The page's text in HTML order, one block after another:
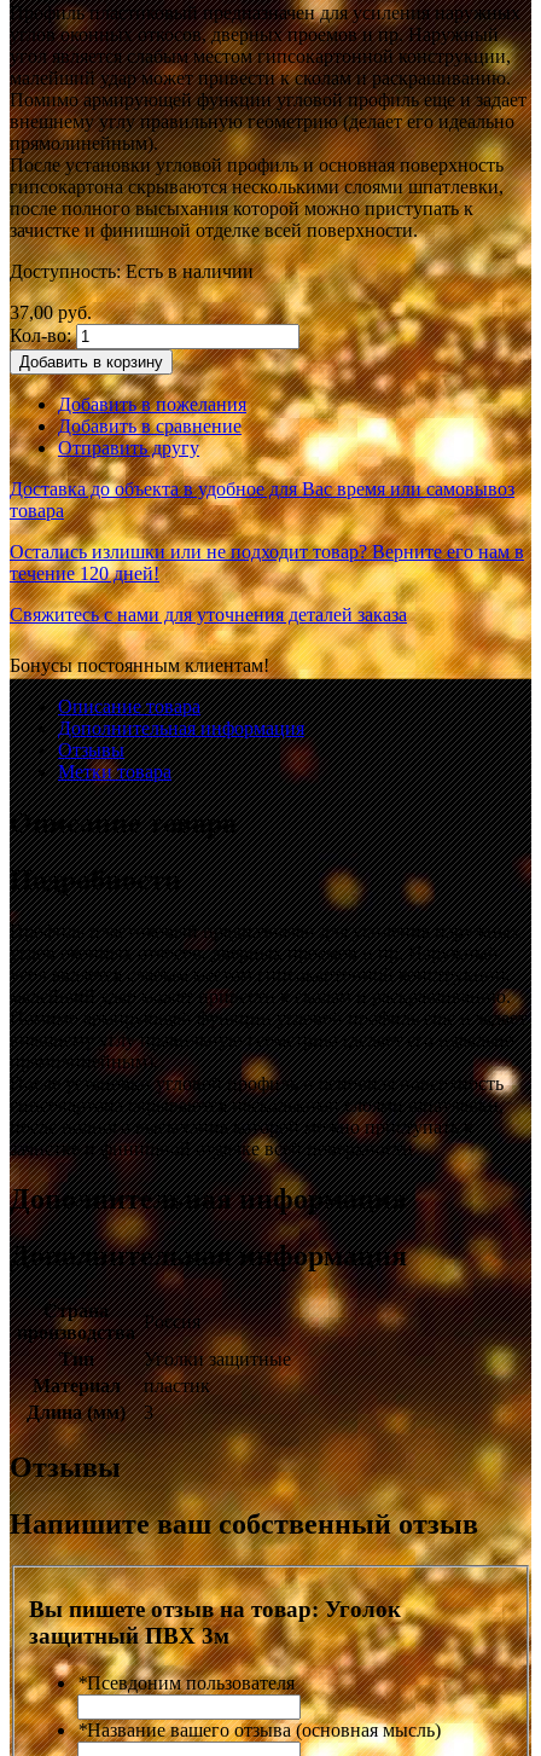
Профиль пластиковый предназначен для усиления наружных
углов оконных откосов, дверных проемов и пр. Наружный
угол является слабым местом гипсокартонной конструкции,
малейший удар может привести к сколам и раскрашиванию.
Помимо армирующей функции угловой профиль еще и задает
внешнему углу правильную геометрию (делает его идеально
прямолинейным).
После установки угловой профиль и основная поверхность
гипсокартона скрываются несколькими слоями шпатлевки,
после полного высыхания которой можно приступать к
зачистке и финишной отделке всей поверхности.
Доступность:Есть в наличии
37,00 руб.
Кол-во:
Добавить в корзину
Добавить в пожелания
Добавить в сравнение
Отправить другу
Доставка до объекта в удобное для Вас время или самовывоз
товара
Остались излишки или не подходит товар? Верните его нам в
течение 120 дней!
Свяжитесь с нами для уточнения деталей заказа
Бонусы постоянным клиентам!
Описание товара
Дополнительная информация
Отзывы
Метки товара
Описание товара
Подробности
Профиль пластиковый предназначен для усиления наружных
углов оконных откосов, дверных проемов и пр. Наружный
угол является слабым местом гипсокартонной конструкции,
малейший удар может привести к сколам и раскрашиванию.
Помимо армирующей функции угловой профиль еще и задает
внешнему углу правильную геометрию (делает его идеально
прямолинейным).
После установки угловой профиль и основная поверхность
гипсокартона скрываются несколькими слоями шпатлевки,
после полного высыхания которой можно приступать к
зачистке и финишной отделке всей поверхности.
Дополнительная информация
Дополнительная информация
Страна
производства
Россия
Тип
Уголки защитные
Материал
пластик
Длина (мм)
3
Отзывы
Напишите ваш собственный отзыв
Вы пишете отзыв на товар:Уголок
защитный ПВХ 3м
*Псевдоним пользователя
*Название вашего отзыва (основная мысль)